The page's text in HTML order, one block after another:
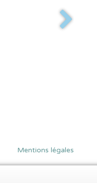
Mentions légales